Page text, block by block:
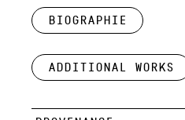
Biographie
Additional works